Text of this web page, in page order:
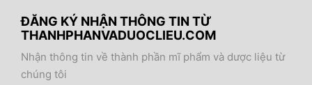
ĐĂNG KÝ NHẬN THÔNG TIN TỪ
THANHPHANVADUOCLIEU.COM
Nhận thông tin về thành phần mĩ phẩm và dược liệu từ
chúng tôi